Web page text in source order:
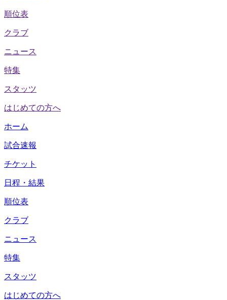
順位表
クラブ
ニュース
特集
スタッツ
はじめての方へ
ホーム
試合速報
チケット
日程・結果
順位表
クラブ
ニュース
特集
スタッツ
はじめての方へ